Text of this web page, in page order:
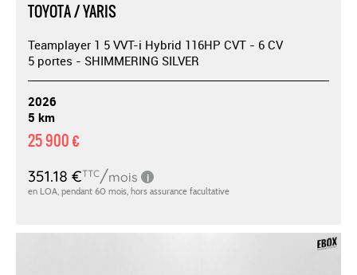
TOYOTA / YARIS
Teamplayer 1 5 VVT-i Hybrid 116HP CVT - 6 CV
5 portes - SHIMMERING SILVER
2026
5 km
25 900 €